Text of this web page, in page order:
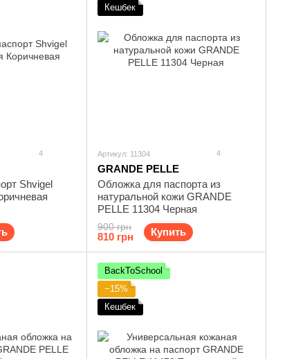
4
Shvigel
Кешбек
Артикул: 11304 4
GRANDE PELLE
Обложка для паспорта из
натуральной кожи GRANDE
PELLE 11304 Черная
900 грн
810 грн Купить
BackToSchool
−15%
Кешбек